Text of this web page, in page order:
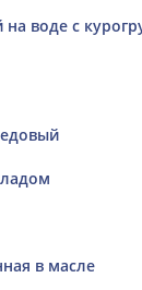
воде с
в масле